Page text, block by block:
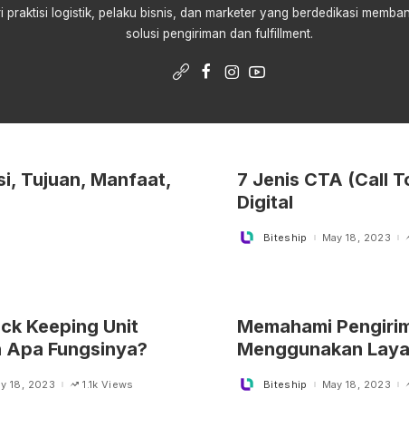
praktisi logistik, pelaku bisnis, dan marketer yang berdedikasi
solusi pengiriman dan fulfillment.
Tujuan, Manfaat,
7 Jenis CTA (Call
Digital
PostedBiteship May 18, 2023
Keeping Unit
Apa Fungsinya?
18, 2023 1.1k Views
Memahami
Menggunakan
PostedBiteship May 18, 2023